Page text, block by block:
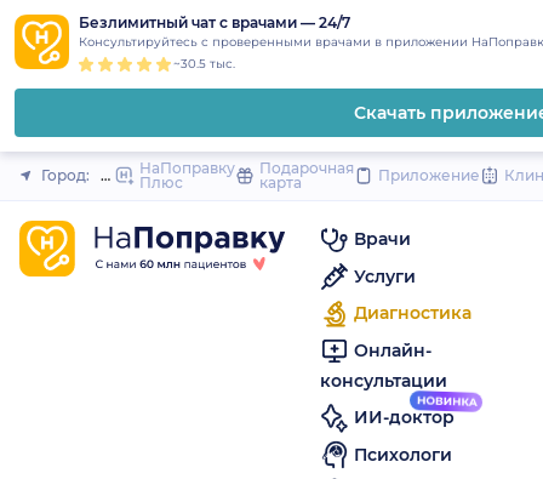
content
Безлимитный чат с врачами — 24/7
Консультируйтесь с проверенными врачами в приложении
~30.5 тыс.
Скачать
Закрыть
Город: Новокуйбышевск
НаПоправку
Плюс
Подарочная
карта
Приложение
Врачи
Услуги
Диагностика
Онлайн-
консультации
ИИ-доктор
Психологи